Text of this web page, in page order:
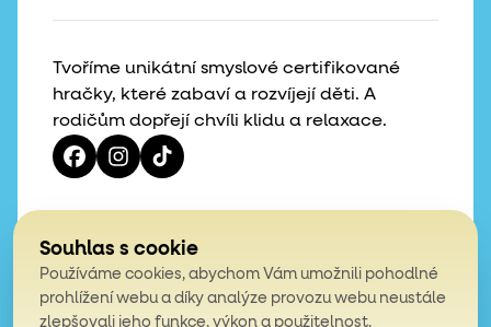
Tvoříme unikátní smyslové certifikované
hračky, které zabaví a rozvíjejí děti. A
rodičům dopřejí chvíli klidu a relaxace.
4,9
Souhlas s cookie
Používáme cookies, abychom Vám umožnili pohodlné
prohlížení webu a díky analýze provozu webu neustále
zlepšovali jeho funkce, výkon a použitelnost.